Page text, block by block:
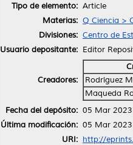
Tipo de elemento: Article
Materias: Q Ciencia >
Divisiones: Centro de
Usuario depositante: Editor
Creadores:
Rodríguez
Maqueda
Fecha del depósito: 05 Mar
Última modificación: 05 Mar
URI: http://